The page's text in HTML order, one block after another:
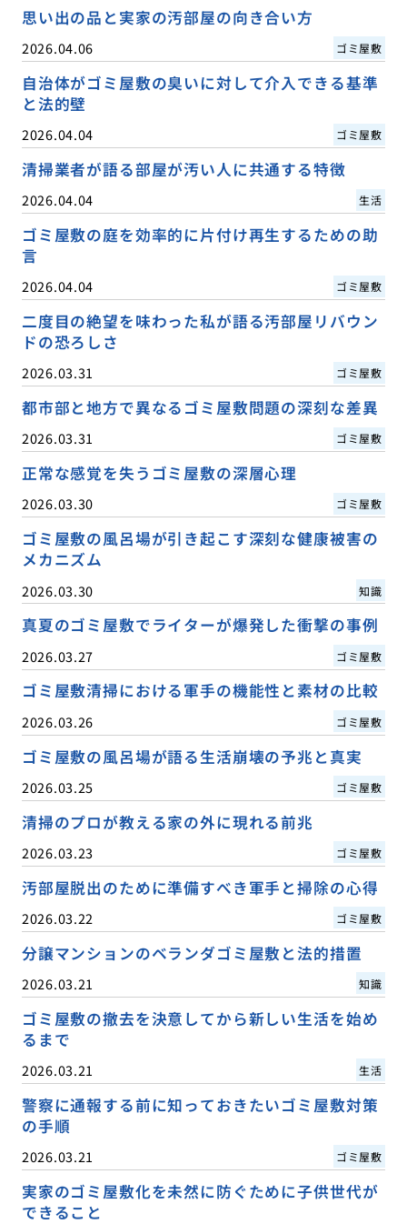
思い出の品と実家の汚部屋の向き合い方
2026.04.06 ゴミ屋敷
自治体がゴミ屋敷の臭いに対して介入できる基準
と法的壁
2026.04.04 ゴミ屋敷
清掃業者が語る部屋が汚い人に共通する特徴
2026.04.04 生活
ゴミ屋敷の庭を効率的に片付け再生するための助
言
2026.04.04 ゴミ屋敷
二度目の絶望を味わった私が語る汚部屋リバウン
ドの恐ろしさ
2026.03.31 ゴミ屋敷
都市部と地方で異なるゴミ屋敷問題の深刻な差異
2026.03.31 ゴミ屋敷
正常な感覚を失うゴミ屋敷の深層心理
2026.03.30 ゴミ屋敷
ゴミ屋敷の風呂場が引き起こす深刻な健康被害の
メカニズム
2026.03.30 知識
真夏のゴミ屋敷でライターが爆発した衝撃の事例
2026.03.27 ゴミ屋敷
ゴミ屋敷清掃における軍手の機能性と素材の比較
2026.03.26 ゴミ屋敷
ゴミ屋敷の風呂場が語る生活崩壊の予兆と真実
2026.03.25 ゴミ屋敷
清掃のプロが教える家の外に現れる前兆
2026.03.23 ゴミ屋敷
汚部屋脱出のために準備すべき軍手と掃除の心得
2026.03.22 ゴミ屋敷
分譲マンションのベランダゴミ屋敷と法的措置
2026.03.21 知識
ゴミ屋敷の撤去を決意してから新しい生活を始め
るまで
2026.03.21 生活
警察に通報する前に知っておきたいゴミ屋敷対策
の手順
2026.03.21 ゴミ屋敷
実家のゴミ屋敷化を未然に防ぐために子供世代が
できること